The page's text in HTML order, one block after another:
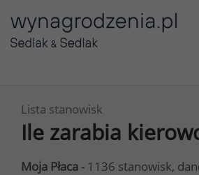
Lista stanowisk
Ile zarabia
Moja Płaca - 1136 stanowisk,